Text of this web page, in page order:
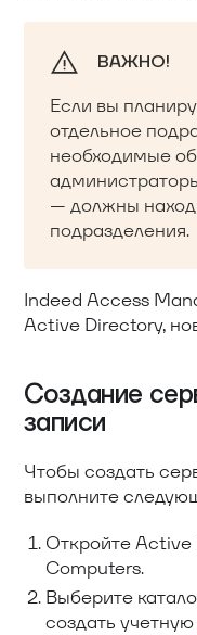
ВАЖНО!
Если вы
отдельное
необходимые
— должны
подразделения.
Indeed Access
Active Directory,
Создание
записи
Чтобы создать
выполните
Откройте Active
Computers.
Выберите
создать